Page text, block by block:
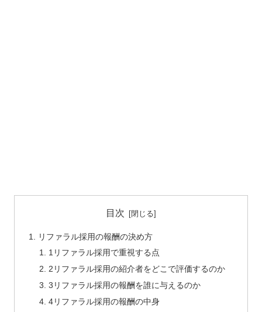
目次
リファラル採用の報酬の決め方
1リファラル採用で重視する点
2リファラル採用の紹介者をどこで評価するのか
3リファラル採用の報酬を誰に与えるのか
4リファラル採用の報酬の中身